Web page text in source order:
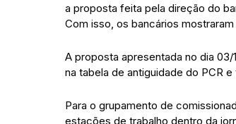
a proposta feita pela direção do
Com isso, os bancários
A proposta apresentada no dia
na tabela de antiguidade do PCR
Para o grupamento de
estações de trabalho dentro da